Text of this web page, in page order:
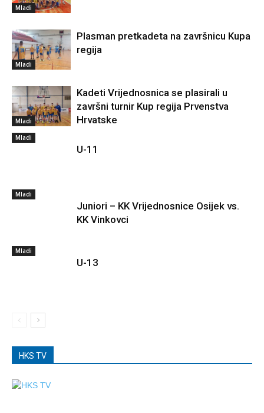
Mladi
Mladi
Plasman pretkadeta na završnicu Kupa
regija
Mladi
Kadeti Vrijednosnica se plasirali u
završni turnir Kup regija Prvenstva
Hrvatske
Mladi
U-11
Mladi
Juniori – KK Vrijednosnice Osijek vs.
KK Vinkovci
Mladi
U-13
HKS TV